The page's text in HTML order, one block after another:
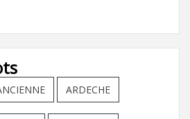
ARDECHE